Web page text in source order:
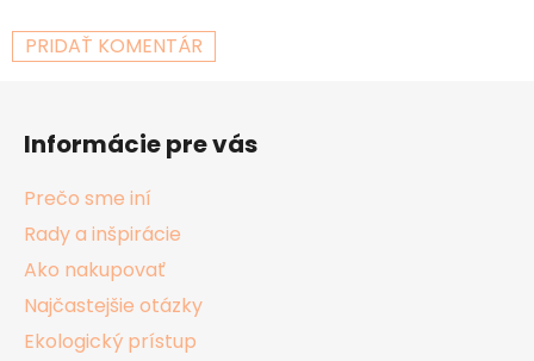
PRIDAŤ KOMENTÁR
Informácie pre vás
Prečo sme iní
Rady a inšpirácie
Ako nakupovať
Najčastejšie otázky
Ekologický prístup